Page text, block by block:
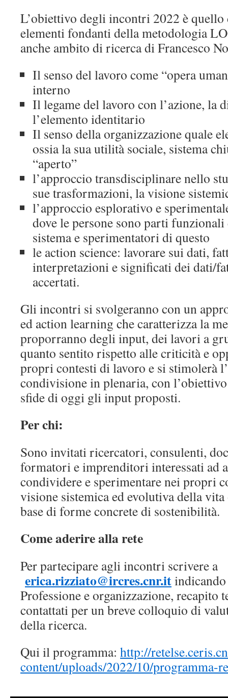
L’obiettivo degli incontri 2022 è
elementi fondanti della metodologia
anche ambito di ricerca di Francesco
Il senso del lavoro come “opera
interno
Il legame del lavoro con l’azione, la
l’elemento identitario
Il senso della organizzazione quale
ossia la sua utilità sociale, sistema
“aperto”
l’approccio transdisciplinare nello
sue trasformazioni, la visione
l’approccio esplorativo e
dove le persone sono parti
sistema e sperimentatori di questo
le action science: lavorare sui dati,
interpretazioni e significati dei dati/
accertati.
Gli incontri si svolgeranno con un
ed action learning che caratterizza la
proporranno degli input, dei lavori a
quanto sentito rispetto alle criticità e
propri contesti di lavoro e si stimolerà
condivisione in plenaria, con
sfide di oggi gli input proposti.
Per chi:
Sono invitati ricercatori, consulenti,
formatori e imprenditori interessati ad
condividere e sperimentare nei propri
visione sistemica ed evolutiva della
base di forme concrete di sostenibilità.
Come aderire alla rete
Per partecipare agli incontri scrivere a
erica.rizziato@ircres.cnr.it
Professione e organizzazione, recapito
contattati per un breve colloquio di
della ricerca.
Qui il programma: http://
content/uploads/2022/10/programma-